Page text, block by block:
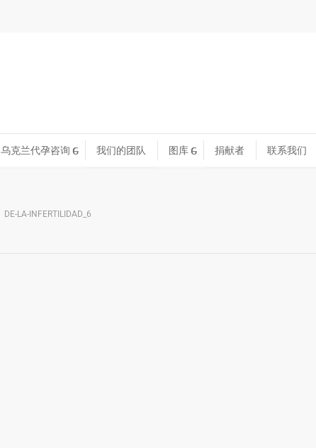
乌克兰代孕咨询 我们的团队 图库 捐献者 联系我们
DE-LA-INFERTILIDAD_6